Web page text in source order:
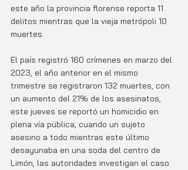
este año la provincia florense reporta 11
delitos mientras que la vieja metrópoli 10
muertes.
El país registró 160 crímenes en marzo del
2023, el año anterior en el mismo
trimestre se registraron 132 muertes, con
un aumento del 21% de los asesinatos,
este jueves se reportó un homicidio en
plena vía pública, cuando un sujeto
asesino a todo mientras este último
desayunaba en una soda del centro de
Limón, las autoridades investigan el caso.